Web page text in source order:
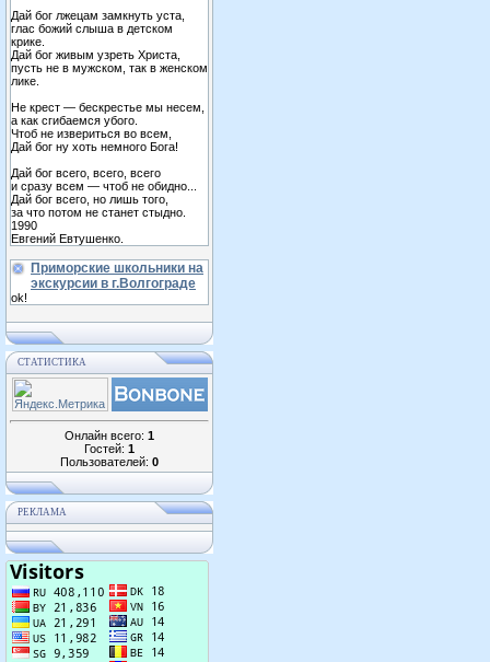
Дай бог лжецам замкнуть уста,
глас божий слыша в детском
крике.
Дай бог живым узреть Христа,
пусть не в мужском, так в женском
лике.
Не крест — бескрестье мы несем,
а как сгибаемся убого.
Чтоб не извериться во всем,
Дай бог ну хоть немного Бога!
Дай бог всего, всего, всего
и сразу всем — чтоб не обидно...
Дай бог всего, но лишь того,
за что потом не станет стыдно.
1990
Евгений Евтушенко.
Приморские школьники на
экскурсии в г.Волгограде
ok!
СТАТИСТИКА
Онлайн всего: 1
Гостей: 1
Пользователей: 0
РЕКЛАМА